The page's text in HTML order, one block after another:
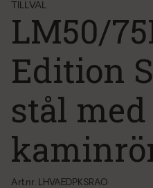
TILLVAL
LM50/
Edition
stål med
Art.nr. LHVAEDPKSRAO